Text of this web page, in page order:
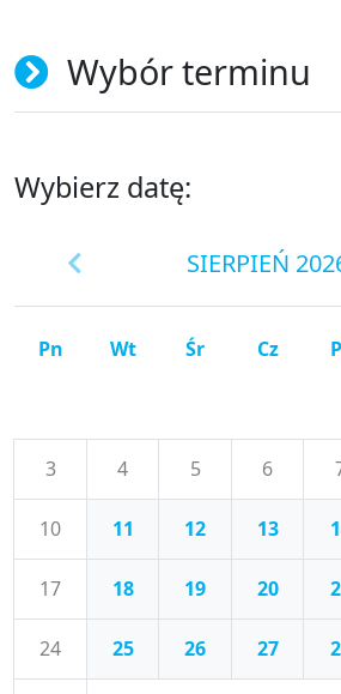
Wybór terminu
Wybierz datę:
SIERPIEŃ
Pn Wt Śr Cz
3 4 5 6
10 11 12 13
17 18 19 20
24 25 26 27